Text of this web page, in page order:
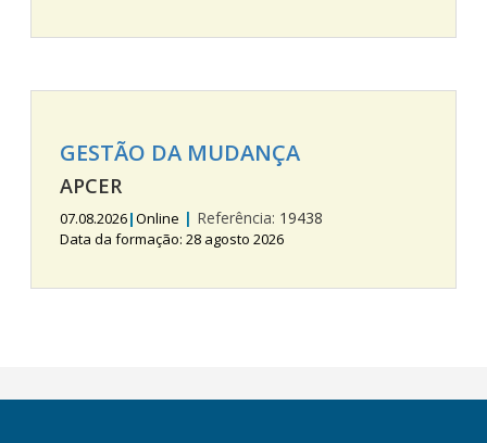
GESTÃO DA MUDANÇA
APCER
07.08.2026|Online | Referência: 19438
Data da formação: 28 agosto 2026